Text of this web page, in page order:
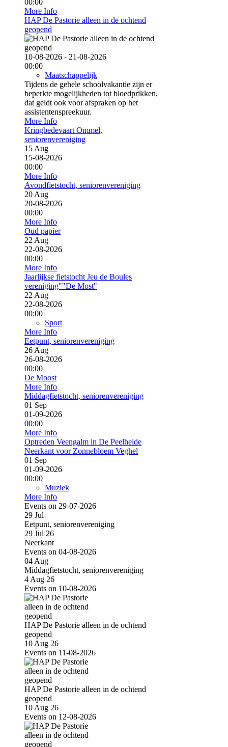
More Info
HAP De Pastorie alleen in de ochtend
geopend
10-08-2026 - 21-08-2026
00:00
Maatschappelijk
Tijdens de gehele schoolvakantie zijn er
beperkte mogelijkheden tot bloedprikken,
dat geldt ook voor afspraken op het
assistentenspreekuur.
More Info
Kringbedevaart Ommel,
seniorenvereniging
15 Aug
15-08-2026
00:00
More Info
Avondfietstocht, seniorenvereniging
20 Aug
20-08-2026
00:00
More Info
Oud papier
22 Aug
22-08-2026
00:00
More Info
Jaarlijkse fietstocht Jeu de Boules
vereniging""De Most"
22 Aug
22-08-2026
00:00
Sport
More Info
Eetpunt, seniorenvereniging
26 Aug
26-08-2026
00:00
De Moost
More Info
Middagfietstocht, seniorenvereniging
01 Sep
01-09-2026
00:00
More Info
Optreden Veengalm in De Peelheide
Neerkant voor Zonnebloem Veghel
01 Sep
01-09-2026
00:00
Muziek
More Info
Events on 29-07-2026
29 Jul
Eetpunt, seniorenvereniging
29 Jul 26
Neerkant
Events on 04-08-2026
04 Aug
Middagfietstocht, seniorenvereniging
4 Aug 26
Events on 10-08-2026
HAP De Pastorie alleen in de ochtend
geopend
10 Aug 26
Events on 11-08-2026
HAP De Pastorie alleen in de ochtend
geopend
10 Aug 26
Events on 12-08-2026